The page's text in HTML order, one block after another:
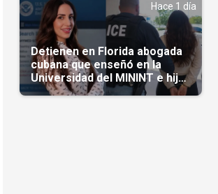
Hace 1 día
Detienen en Florida abogada
cubana que enseñó en la
Universidad del MININT e hija
de diplomático cubano